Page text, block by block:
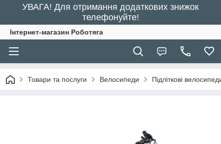
УВАГА! Для отримання додаткових знижок
телефонуйте!
Інтернет-магазин Роботяга
Товари та послуги Велосипеди Підліткові